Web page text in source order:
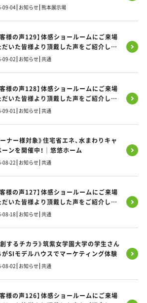
09-04 お知らせ 熊本展示場
客様の声129】体感ショールームにご来場
だいた皆様より頂戴した声をご紹介しま
09-02 お知らせ 共通
客様の声128】体感ショールームにご来場
だいた皆様より頂戴した声をご紹介しま
09-01 お知らせ 共通
ーナー様対象》住宅省エネ、水まわりキャ
ーンを開催中！｜悠悠ホーム
08-22 お知らせ 共通
客様の声127】体感ショールームにご来場
だいた皆様より頂戴した声をご紹介しま
08-18 お知らせ 共通
創するチカラ》筑紫女学園大学の学生さん
がSIモデルハウスでマーケティング体験
08-02 お知らせ 共通
客様の声126】体感ショールームにご来場